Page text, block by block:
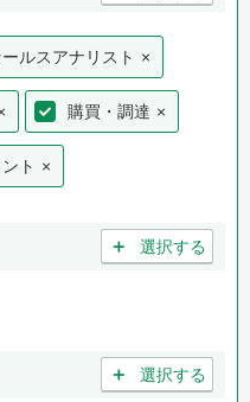
ルスアナリスト ×
購買・調達 ×
ト ×
＋ 選択する
＋ 選択する